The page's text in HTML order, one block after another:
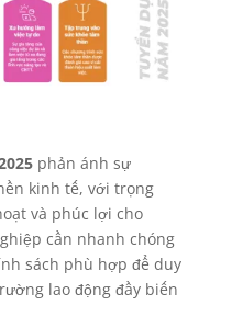
phản ánh sự
kinh tế, với trọng
và phúc lợi cho
cần nhanh chóng
sách phù hợp để duy
lao động đầy biến